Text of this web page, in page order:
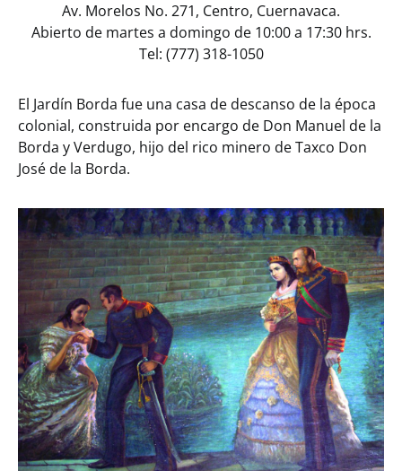
Av. Morelos No. 271, Centro, Cuernavaca.
Abierto de martes a domingo de 10:00 a 17:30 hrs.
Tel: (777) 318-1050
El Jardín Borda fue una casa de descanso de la época
colonial, construida por encargo de Don Manuel de la
Borda y Verdugo, hijo del rico minero de Taxco Don
José de la Borda.